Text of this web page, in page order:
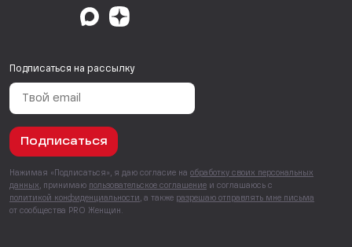
Подписаться на рассылку
Подписаться
Нажимая «Подписаться», я даю согласие на обработку своих персональных
данных , принимаю пользовательское соглашение и соглашаюсь с
политикой конфиденциальности , а также разрешаю отправлять мне письма
от сообщества PRO Женщин.